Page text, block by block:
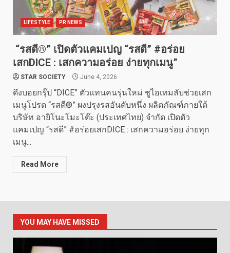
LIFESTYLE PR NEWS
“รสดี®” เปิดตัวแคมเปญ “รสดี” #อร่อย
เสกDICE : เสกความอร่อย ง่ายทุกเมนู”
STAR SOCIETY June 4, 2026
ดึงบอยกรุ๊ป “DICE” ตัวแทนคนรุ่นใหม่ ชูไอเทมลับช่วยเสก
เมนูโปรด “รสดี®” ผงปรุงรสอันดับหนึ่ง ผลิตภัณฑ์ภายใต้
บริษัท อายิโนะโมะโต๊ะ (ประเทศไทย) จำกัด เปิดตัว
แคมเปญ “รสดี” #อร่อยเสกDICE : เสกความอร่อย ง่ายทุก
เมนู...
Read More
YOU MAY HAVE MISSED